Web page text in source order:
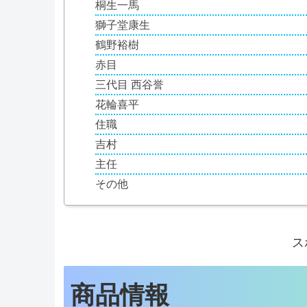
桐生一馬
獅子堂康生
鶴野裕樹
赤目
三代目 西谷誉
花輪喜平
住職
吉村
主任
その他
ス
商品情報